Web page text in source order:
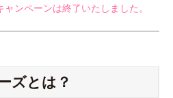
ンペーンは終了いたしました。
ズとは？